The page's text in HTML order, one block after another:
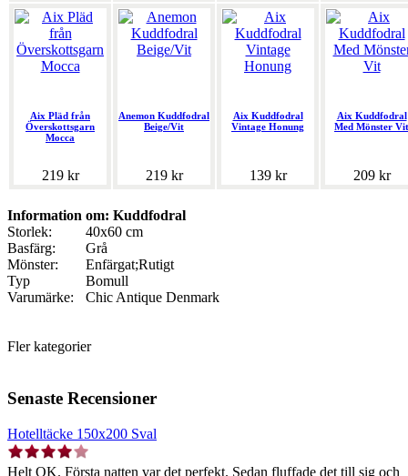
Aix Pläd från
Överskottsgarn
Mocca
219 kr
Anemon Kuddfodral
Beige/Vit
219 kr
Aix Kuddfodral
Vintage Honung
139 kr
Aix Kuddfodral
Med Mönster Vit
209 kr
Information om: Kuddfodral
Storlek:
40x60 cm
Basfärg:
Grå
Mönster:
Enfärgat;Rutigt
Typ
Bomull
Varumärke:
Chic Antique Denmark
Fler kategorier
Senaste Recensioner
Hotelltäcke 150x200 Sval
Helt OK. Första natten var det perfekt. Sedan fluffade det till sig och